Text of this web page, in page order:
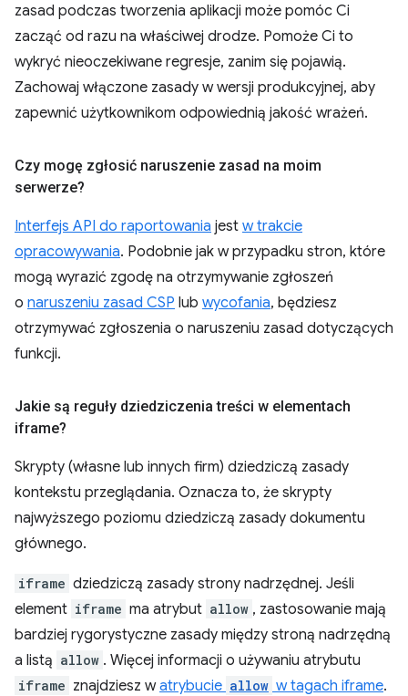
zasad podczas tworzenia aplikacji może pomóc Ci
zacząć od razu na właściwej drodze. Pomoże Ci to
wykryć nieoczekiwane regresje, zanim się pojawią.
Zachowaj włączone zasady w wersji produkcyjnej, aby
zapewnić użytkownikom odpowiednią jakość wrażeń.
Czy mogę zgłosić naruszenie zasad na moim
serwerze?
Interfejs API do raportowania jest w trakcie
opracowywania. Podobnie jak w przypadku stron, które
mogą wyrazić zgodę na otrzymywanie zgłoszeń
o naruszeniu zasad CSP lub wycofania, będziesz
otrzymywać zgłoszenia o naruszeniu zasad dotyczących
funkcji.
Jakie są reguły dziedziczenia treści w elementach
iframe?
Skrypty (własne lub innych firm) dziedziczą zasady
kontekstu przeglądania. Oznacza to, że skrypty
najwyższego poziomu dziedziczą zasady dokumentu
głównego.
iframe dziedziczą zasady strony nadrzędnej. Jeśli
element iframe ma atrybut allow , zastosowanie mają
bardziej rygorystyczne zasady między stroną nadrzędną
a listą allow . Więcej informacji o używaniu atrybutu
iframe znajdziesz watrybucie allow w tagach iframe.